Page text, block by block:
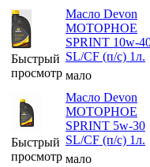
Быстрый
просмотр
Масло Devon
МОТОРНОЕ
SPRINT 10w-
SL/CF (п/с) 1л.
мало
Быстрый
просмотр
Масло Devon
МОТОРНОЕ
SPRINT 5w-30
SL/CF (п/с) 1л.
мало